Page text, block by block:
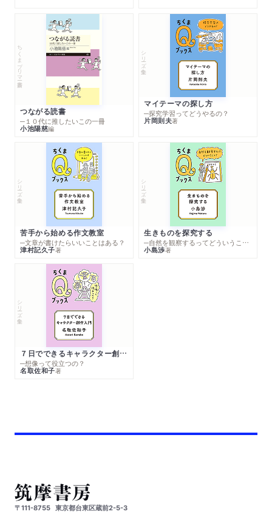
ちくまプリマー新書
つながる読書
─１０代に推したいこの一冊
小池陽慈編
シリーズ・全集
マイテーマの探し方
─探究学習ってどうやるの？
片岡則夫著
シリーズ・全集
苦手から始める作文教室
─文章が書けたらいいことはある？
津村記久子著
シリーズ・全集
生きものを探究する
─自然を観察するってどういうこと？
小島渉著
シリーズ・全集
７日でできるキャラクター創作入門
─想像って役立つの？
名取佐和子著
〒111-8755 東京都台東区蔵前2-5-3